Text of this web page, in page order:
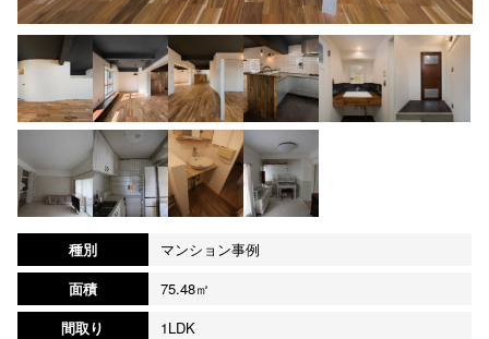
種別
マンション事例
面積
75.48㎡
間取り
1LDK